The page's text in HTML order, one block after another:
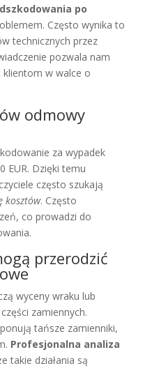
po
Często wynika to
technicznych przez
pozwala nam
klientom w walce o
odmowy
za wypadek
EUR. Dzięki temu
często szukają
kosztów. Często
co prowadzi do
przerodzić
wyceny wraku lub
zamiennych.
tańsze zamienniki,
Profesjonalna analiza
takie działania są